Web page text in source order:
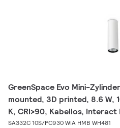
GreenSpace Evo Mini-
mounted, 3D printed, 8.6 W,
K, CRI>90, Kabellos, Interact
SA332C 10S/PC930 WIA HMB WH481